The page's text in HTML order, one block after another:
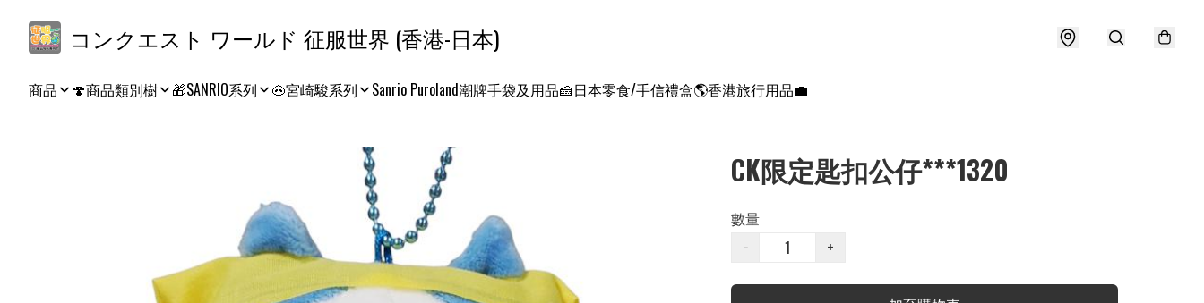
コンクエスト ワールド 征服世界 (香港-日本)
商品 🍄商品類別樹 🎁SANRIO系列 🐽宮崎駿系列 Sanrio Puroland潮牌手袋及用品🍰日本零食/手信禮盒🌎香港旅行用品💼
CK限定匙扣公仔***1320
數量
−
+